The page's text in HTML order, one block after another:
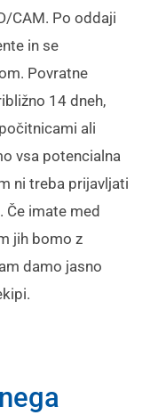
CAM. Po oddaji
in se
Povratne
14 dneh,
ali
vsa potencialna
ni treba prijavljati
Če imate med
jih bomo z
damo jasno